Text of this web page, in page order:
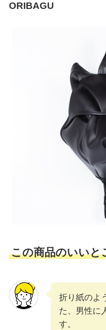
ORIBAGU
この商品のいいと
折り紙のよ
た、男性に
す。